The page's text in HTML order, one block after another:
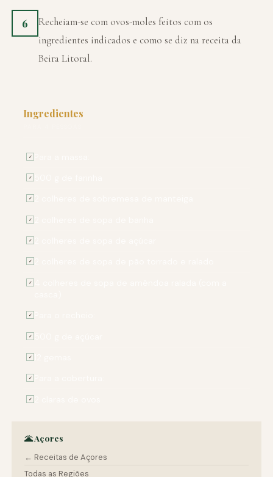
6
Recheiam-se com ovos-moles feitos com os
ingredientes indicados e como se diz na receita da
Beira Litoral.
Ingredientes
✓
✓
✓
✓
✓
✓
✓
✓
✓
✓
✓
✓
🌋 Açores
← Receitas de Açores
Todas as Regiões